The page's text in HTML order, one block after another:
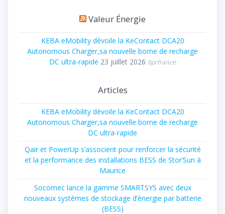
Valeur Énergie
KEBA eMobility dévoile la KeContact DCA20
Autonomous Charger,sa nouvelle borne de recharge
DC ultra-rapide 23 juillet 2026 bprfrance
Articles
KEBA eMobility dévoile la KeContact DCA20
Autonomous Charger,sa nouvelle borne de recharge
DC ultra-rapide
Qair et PowerUp s’associent pour renforcer la sécurité
et la performance des installations BESS de Stor’Sun à
Maurice
Socomec lance la gamme SMARTSYS avec deux
nouveaux systèmes de stockage d’énergie par batterie
(BESS)